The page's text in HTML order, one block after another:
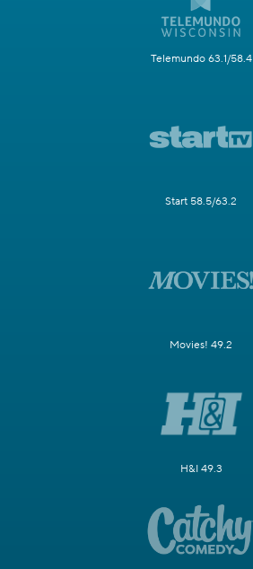
Telemundo 63.1/58.4
Start 58.5/63.2
Movies! 49.2
H&I 49.3